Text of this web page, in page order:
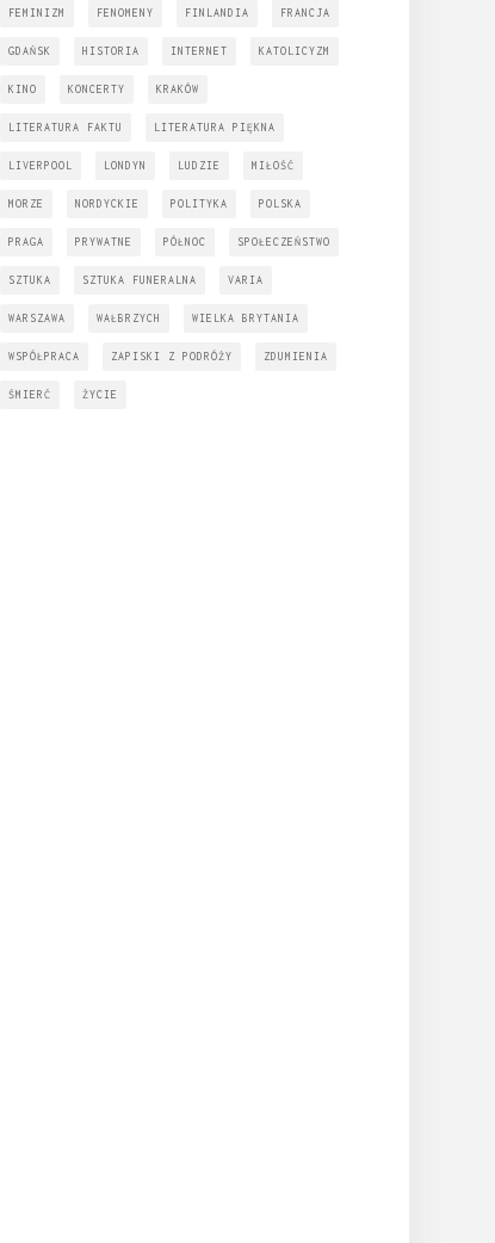
FEMINIZM FENOMENY FINLANDIA FRANCJA
GDAŃSK HISTORIA INTERNET KATOLICYZM
KINO KONCERTY KRAKÓW
LITERATURA FAKTU LITERATURA PIĘKNA
LIVERPOOL LONDYN LUDZIE MIŁOŚĆ
MORZE NORDYCKIE POLITYKA POLSKA
PRAGA PRYWATNE PÓŁNOC SPOŁECZEŃSTWO
SZTUKA SZTUKA FUNERALNA VARIA
WARSZAWA WAŁBRZYCH WIELKA BRYTANIA
WSPÓŁPRACA ZAPISKI Z PODRÓŻY ZDUMIENIA
ŚMIERĆ ŻYCIE